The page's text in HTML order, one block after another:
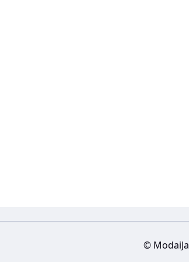
© ModaiJa